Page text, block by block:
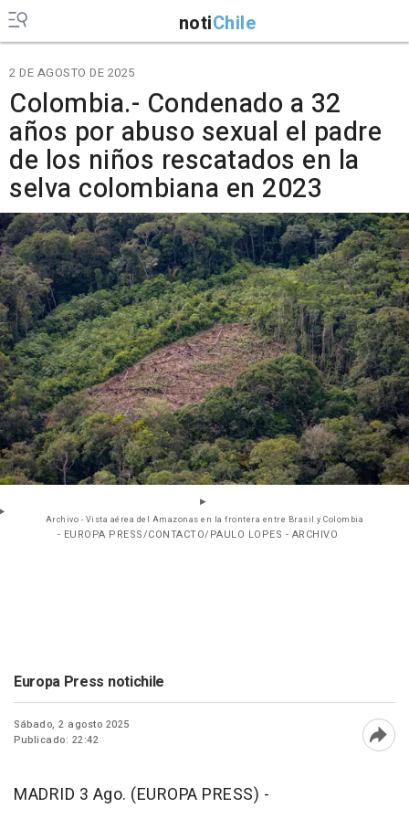
notiChile
2 DE AGOSTO DE 2025
Colombia.- Condenado a 32
años por abuso sexual el padre
de los niños rescatados en la
selva colombiana en 2023
Archivo - Vista aérea del Amazonas en la frontera entre Brasil y Colombia
- EUROPA PRESS/CONTACTO/PAULO LOPES - ARCHIVO
Europa Press notichile
Sábado, 2 agosto 2025
Publicado: 22:42
MADRID 3 Ago. (EUROPA PRESS) -